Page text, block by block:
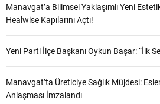
Manavgat’a Bilimsel Yaklaşımlı Yeni
Healwise Kapılarını Açtı!
Yeni Parti İlçe Başkanı Oykun Başar: “İlk
Manavgat’ta Üreticiye Sağlık Müjdesi:
Anlaşması İmzalandı